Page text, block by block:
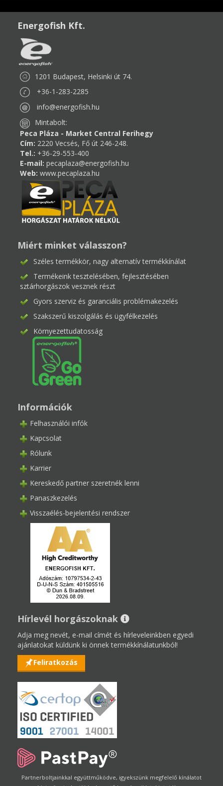
Energofish Kft.
1201 Budapest, Helsinki út 74.
+36-1-283-2285
info@energofish.hu
Mintabolt:
Peca Pláza - Market Central Ferihegy
Cím: 2220 Vecsés, Fő út 246-248.
Tel.: +36-29-553-400
E-mail: pecaplaza@energofish.hu
Web: www.pecaplaza.hu
Miért minket válasszon?
Széles termékkör, nagy alternatív termékkínálat
Termékeink tesztelésében, fejlesztésében
sztárhorgászok vesznek részt
Gyors szerviz és garanciális problémakezelés
Szakszerű kiszolgálás és ügyfélkezelés
Környezettudatosság
Információk
Felhasználói infók
Kapcsolat
Rólunk
Karrier
Kereskedő partner szeretnék lenni
Panaszkezelés
Visszaélés-bejelentési rendszer
Hírlevél horgászoknak
Adja meg nevét, e-mail címét és hírleveleinkben egyedi
ajánlatokat küldünk ki önnek termékkínálatunkból!
Feliratkozás
Partnerboltjainkkal együttműködve, igyekszünk megfelelő kínálatot